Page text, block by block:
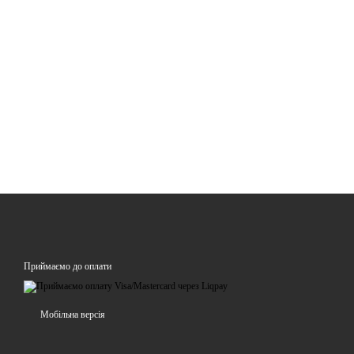
Приймаємо до оплати
Мобільна версія